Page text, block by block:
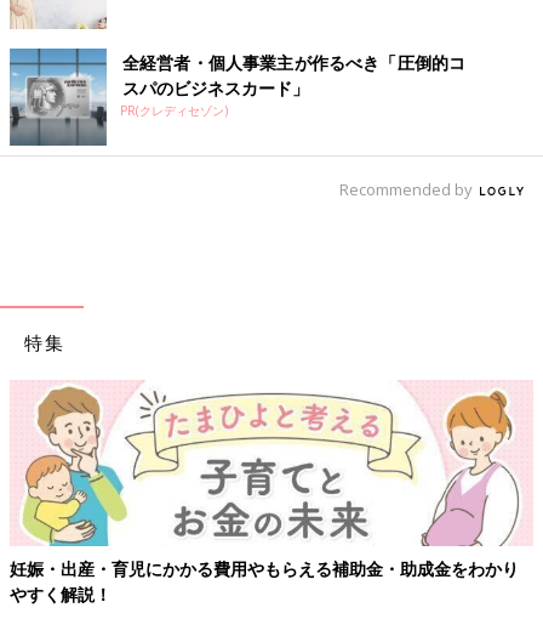
全経営者・個人事業主が作るべき「圧倒的コ
スパのビジネスカード」
PR(クレディセゾン)
Recommended by
特集
妊娠・出産・育児にかかる費用やもらえる補助金・助成金をわかり
やすく解説！